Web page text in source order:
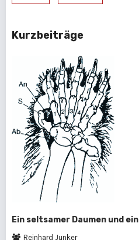
Kurzbeiträge
Ein seltsamer Daumen und
Reinhard Junker